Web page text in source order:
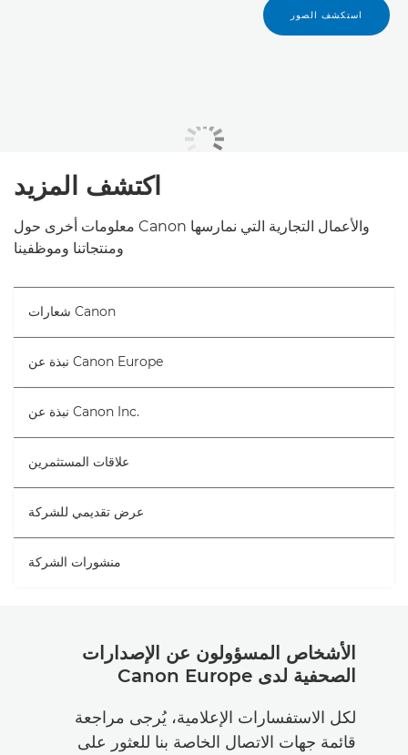
استكشف الصور
اكتشف المزيد
معلومات أخرى حول Canon والأعمال التجارية التي نمارسها
ومنتجاتنا وموظفينا
شعارات Canon
نبذة عن Canon Europe
نبذة عن Canon Inc.‎
علاقات المستثمرين
عرض تقديمي للشركة
منشورات الشركة
الأشخاص المسؤولون عن الإصدارات
الصحفية لدى Canon Europe
لكل الاستفسارات الإعلامية، يُرجى مراجعة
قائمة جهات الاتصال الخاصة بنا للعثور على